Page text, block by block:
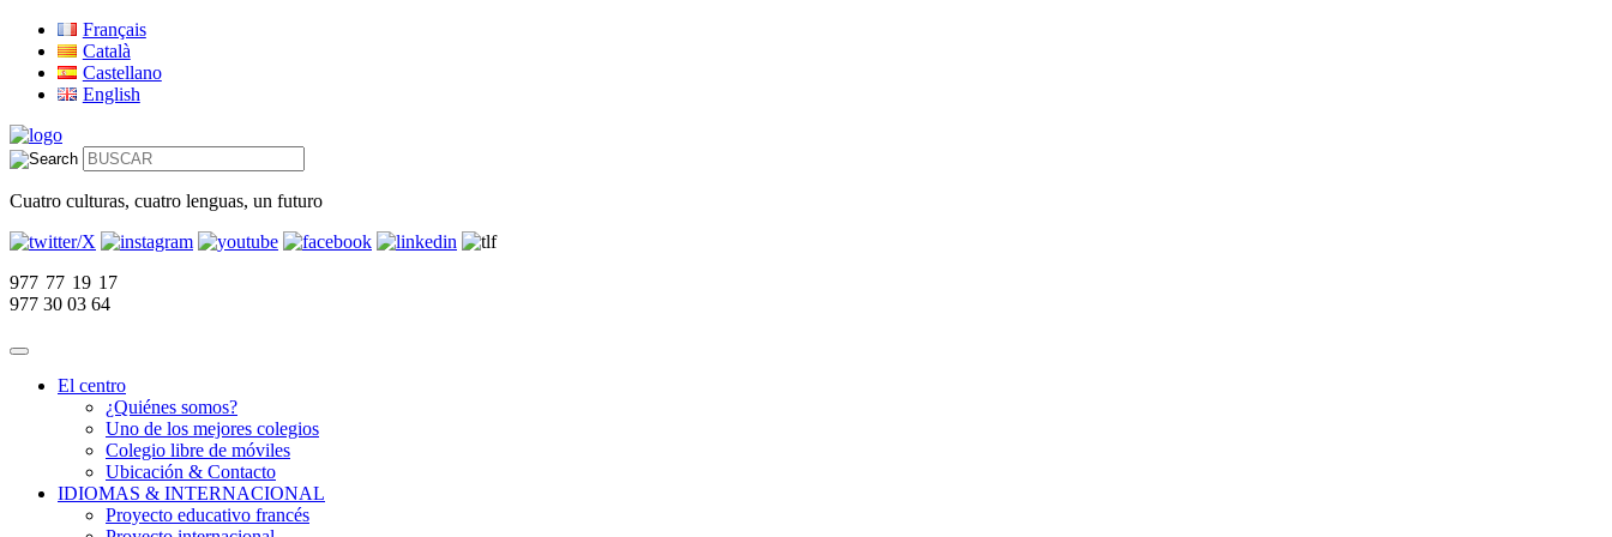
Français
Català
Castellano
English
Cuatro culturas, cuatro lenguas, un futuro
977 77 19 17
977 30 03 64
El centro
¿Quiénes somos?
Uno de los mejores colegios
Colegio libre de móviles
Ubicación & Contacto
IDIOMAS & INTERNACIONAL
Proyecto educativo francés